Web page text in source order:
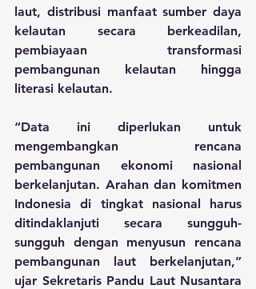
laut, distribusi manfaat sumber daya
kelautan secara berkeadilan,
pembiayaan transformasi
pembangunan kelautan hingga
literasi kelautan.
“Data ini diperlukan untuk
mengembangkan rencana
pembangunan ekonomi nasional
berkelanjutan. Arahan dan komitmen
Indonesia di tingkat nasional harus
ditindaklanjuti secara sungguh-
sungguh dengan menyusun rencana
pembangunan laut berkelanjutan,”
ujar Sekretaris Pandu Laut Nusantara